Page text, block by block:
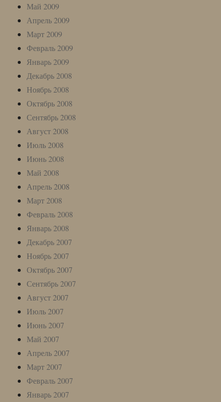
Май 2009
Апрель 2009
Март 2009
Февраль 2009
Январь 2009
Декабрь 2008
Ноябрь 2008
Октябрь 2008
Сентябрь 2008
Август 2008
Июль 2008
Июнь 2008
Май 2008
Апрель 2008
Март 2008
Февраль 2008
Январь 2008
Декабрь 2007
Ноябрь 2007
Октябрь 2007
Сентябрь 2007
Август 2007
Июль 2007
Июнь 2007
Май 2007
Апрель 2007
Март 2007
Февраль 2007
Январь 2007